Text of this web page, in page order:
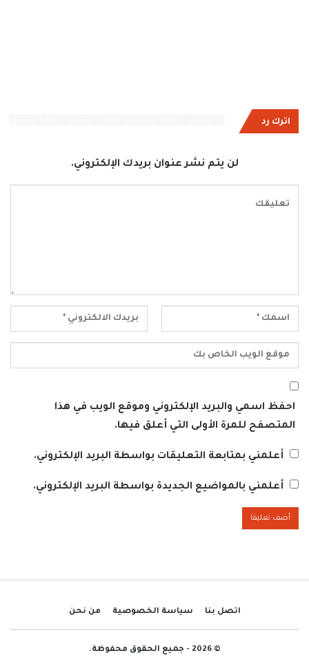
اترك رد
لن يتم نشر عنوان بريدك الإلكتروني.
احفظ اسمي والبريد الإلكتروني وموقع الويب في هذا
المتصفح للمرة الأولى التي أعلق فيها.
أعلمني بمتابعة التعليقات بواسطة البريد الإلكتروني.
أعلمني بالمواضيع الجديدة بواسطة البريد الإلكتروني.
اتصل بنا سياسة الخصوصية من نحن
© 2026 - جميع الحقوق محفوظة.